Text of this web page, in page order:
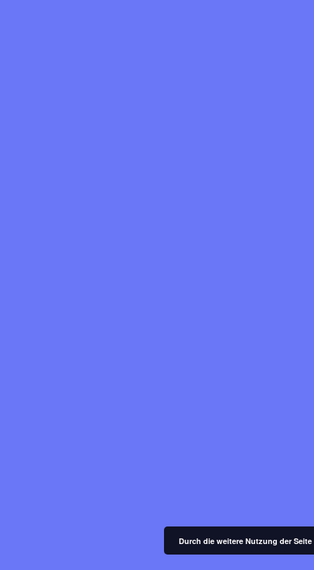
Durch die weitere Nutzung der